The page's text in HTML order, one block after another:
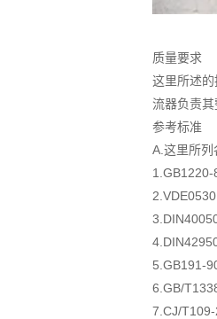
质量要求
这里所述
流器负责
参考标准
A.这里所
1.GB1220-
5.GB191-
6.GB/
7.CJ/